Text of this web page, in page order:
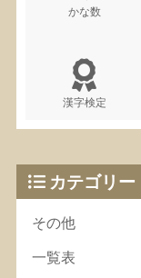
かな数
漢字検定
カテゴリー
その他
一覧表